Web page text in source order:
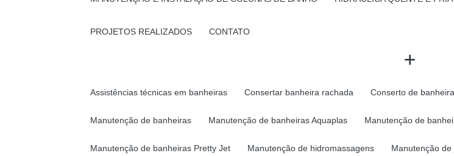
PROJETOS REALIZADOS CONTATO
Assistências técnicas em banheiras Consertar banheira rachada Conserto de
Manutenção de banheiras Manutenção de banheiras Aquaplas Manutenção de
Manutenção de banheiras Pretty Jet Manutenção de hidromassagens Manutenção de